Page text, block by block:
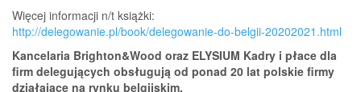
Więcej informacji n/t książki:
http://delegowanie.pl/book/delegowanie-do-belgii-20202021.html
Kancelaria Brighton&Wood oraz ELYSIUM Kadry i płace dla
firm delegujących obsługują od ponad 20 lat polskie firmy
działające na rynku belgijskim.